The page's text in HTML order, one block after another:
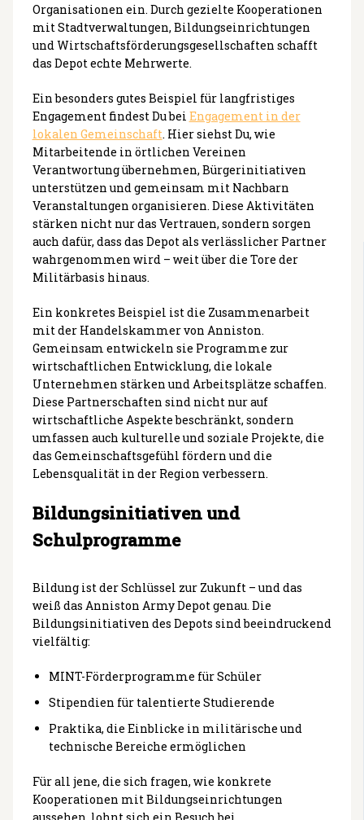
Organisationen ein. Durch gezielte Kooperationen
mit Stadtverwaltungen, Bildungseinrichtungen
und Wirtschaftsförderungsgesellschaften schafft
das Depot echte Mehrwerte.
Ein besonders gutes Beispiel für langfristiges
Engagement findest Du bei Engagement in der
lokalen Gemeinschaft. Hier siehst Du, wie
Mitarbeitende in örtlichen Vereinen
Verantwortung übernehmen, Bürgerinitiativen
unterstützen und gemeinsam mit Nachbarn
Veranstaltungen organisieren. Diese Aktivitäten
stärken nicht nur das Vertrauen, sondern sorgen
auch dafür, dass das Depot als verlässlicher Partner
wahrgenommen wird – weit über die Tore der
Militärbasis hinaus.
Ein konkretes Beispiel ist die Zusammenarbeit
mit der Handelskammer von Anniston.
Gemeinsam entwickeln sie Programme zur
wirtschaftlichen Entwicklung, die lokale
Unternehmen stärken und Arbeitsplätze schaffen.
Diese Partnerschaften sind nicht nur auf
wirtschaftliche Aspekte beschränkt, sondern
umfassen auch kulturelle und soziale Projekte, die
das Gemeinschaftsgefühl fördern und die
Lebensqualität in der Region verbessern.
Bildungsinitiativen und
Schulprogramme
Bildung ist der Schlüssel zur Zukunft – und das
weiß das Anniston Army Depot genau. Die
Bildungsinitiativen des Depots sind beeindruckend
vielfältig:
MINT-Förderprogramme für Schüler
Stipendien für talentierte Studierende
Praktika, die Einblicke in militärische und
technische Bereiche ermöglichen
Für all jene, die sich fragen, wie konkrete
Kooperationen mit Bildungseinrichtungen